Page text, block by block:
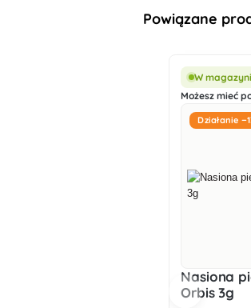
Powiązane
W
Możesz mieć
Działanie
Nasiona
Orbis 3g